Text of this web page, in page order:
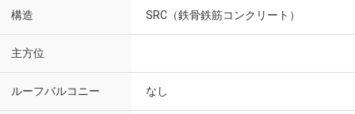
構造 SRC（鉄骨鉄筋コンクリート）
主方位
ルーフバルコニー なし